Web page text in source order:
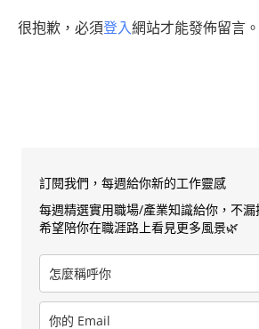
很抱歉，必須登入網站才能發佈留言。
訂閱我們，每週給你新的工作靈感
每週精選實用職場/產業知識給你，不漏
希望陪你在職涯路上看見更多風景🌿